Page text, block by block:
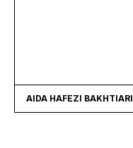
AIDA HAFEZI BAKHTIARI